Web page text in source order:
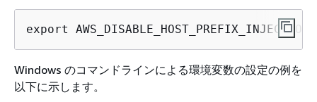
export
Windows のコマンドラインによる環境変数の設定の例を
以下に示します。